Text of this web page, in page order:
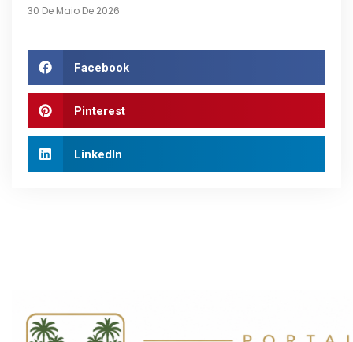
30 De Maio De 2026
Facebook
Pinterest
LinkedIn